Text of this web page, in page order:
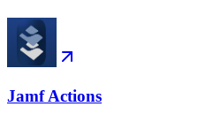
Jamf Actions